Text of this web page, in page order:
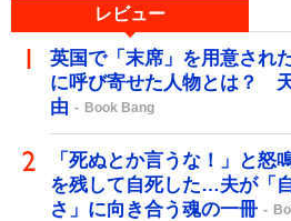
レビュー
英国で「末席」を用意され
に呼び寄せた人物とは？
由
Book Bang
「死ぬとか言うな！」と怒
を残して自死した…夫が「
さ」に向き合う魂の一冊